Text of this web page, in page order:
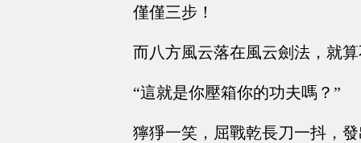
僅僅三步！
而八方風云落在風云劍法，就
“這就是你壓箱你的功夫嗎？”
獰猙一笑，屈戰乾長刀一抖，